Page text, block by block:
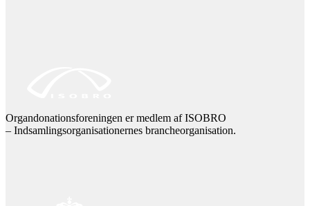
Organdonationsforeningen er medlem af ISOBRO
– Indsamlingsorganisationernes brancheorganisation.